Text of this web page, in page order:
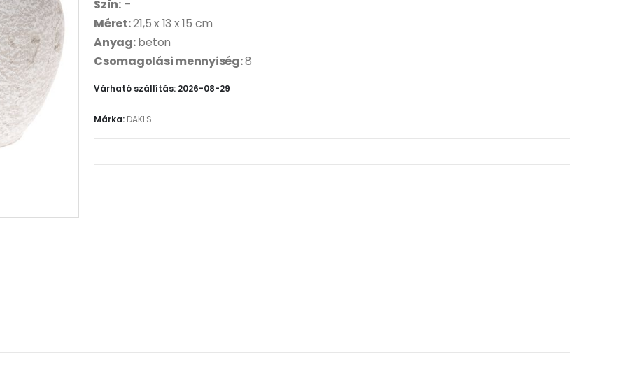
Szín:–
Méret:21,5 x 13 x 15 cm
Anyag:beton
Csomagolási mennyiség:8
Várható szállítás: 2026-08-29
Márka: DAKLS